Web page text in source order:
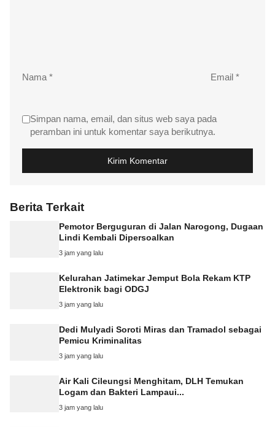
Nama* Email *
Simpan nama, email, dan situs web saya pada
peramban ini untuk komentar saya berikutnya.
Berita Terkait
Pemotor Berguguran di Jalan Narogong, Dugaan
Lindi Kembali Dipersoalkan
3 jam yang lalu
Kelurahan Jatimekar Jemput Bola Rekam KTP
Elektronik bagi ODGJ
3 jam yang lalu
Dedi Mulyadi Soroti Miras dan Tramadol sebagai
Pemicu Kriminalitas
3 jam yang lalu
Air Kali Cileungsi Menghitam, DLH Temukan
Logam dan Bakteri Lampaui...
3 jam yang lalu